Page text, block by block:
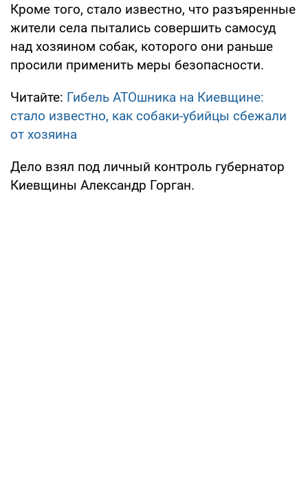
Кроме того, стало известно, что разъяренные
жители села пытались совершить самосуд
над хозяином собак, которого они раньше
просили применить меры безопасности.
Читайте: Гибель АТОшника на Киевщине:
стало известно, как собаки-убийцы сбежали
от хозяина
Дело взял под личный контроль губернатор
Киевщины Александр Горган.